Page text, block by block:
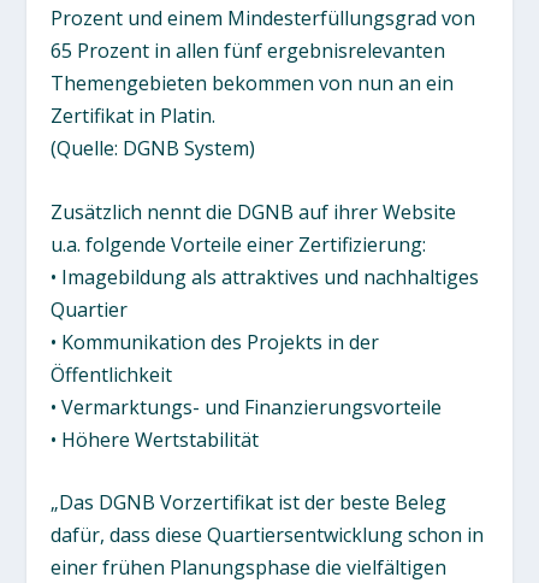
Prozent und einem Mindesterfüllungsgrad von
65 Prozent in allen fünf ergebnisrelevanten
Themengebieten bekommen von nun an ein
Zertifikat in Platin.
(Quelle: DGNB System)
Zusätzlich nennt die DGNB auf ihrer Website
u.a. folgende Vorteile einer Zertifizierung:
• Imagebildung als attraktives und nachhaltiges
Quartier
• Kommunikation des Projekts in der
Öffentlichkeit
• Vermarktungs- und Finanzierungsvorteile
• Höhere Wertstabilität
„Das DGNB Vorzertifikat ist der beste Beleg
dafür, dass diese Quartiersentwicklung schon in
einer frühen Planungsphase die vielfältigen